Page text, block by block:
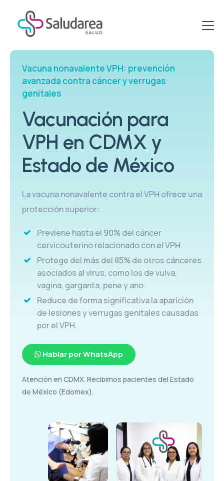
ETS & ITS
Clínica de ETS
ITS: Pruebas
Virus del papiloma VPH
VPH: Tratamiento
Vacuna VPH
PCR VPH en Hombres
Paquetes Específicos para Mujeres
Paquetes Salud Sexual
Paquetes de Pruebas rápidas
VPH & PCR
Vacunación
Clínica del Viajero
Centro de Vacunación
Blog
Vacuna nonavalente VPH: prevención
avanzada contra cáncer y verrugas
genitales
Vacunación para
VPH en CDMX y
Estado de México
La vacuna nonavalente contra el VPH ofrece una
protección superior:
Previene hasta el 90% del cáncer
cervicouterino relacionado con el VPH.
Protege del más del 85% de otros cánceres
asociados al virus, como los de vulva,
vagina, garganta, pene y ano.
Reduce de forma significativa la aparición
de lesiones y verrugas genitales causadas
por el VPH.
Hablar por WhatsApp
Atención en CDMX. Recibimos pacientes del Estado
de México (Edomex).